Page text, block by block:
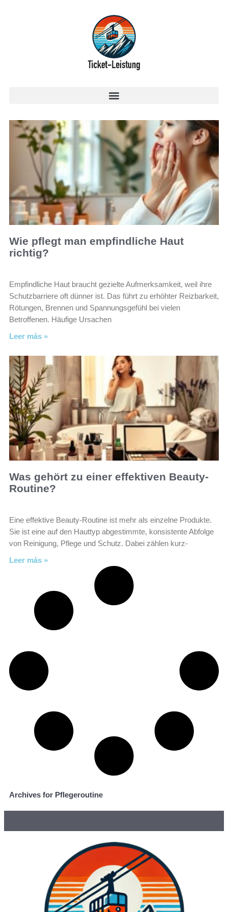
Wie pflegt man empfindliche Haut
richtig?
Empfindliche Haut braucht gezielte Aufmerksamkeit, weil ihre
Schutzbarriere oft dünner ist. Das führt zu erhöhter Reizbarkeit,
Rötungen, Brennen und Spannungsgefühl bei vielen
Betroffenen. Häufige Ursachen
Leer más »
Was gehört zu einer effektiven Beauty-
Routine?
Eine effektive Beauty-Routine ist mehr als einzelne Produkte.
Sie ist eine auf den Hauttyp abgestimmte, konsistente Abfolge
von Reinigung, Pflege und Schutz. Dabei zählen kurz-
Leer más »
Archives for Pflegeroutine